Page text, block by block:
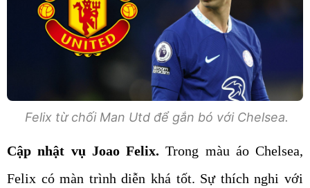
Felix từ chối Man Utd để gắn bó với Chelsea.
Cập nhật vụ Joao Felix.Trong màu áo Chelsea,
Felix có màn trình diễn khá tốt. Sự thích nghi với